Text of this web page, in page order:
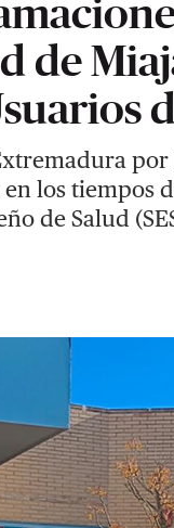
de
los tiempos
de Salud